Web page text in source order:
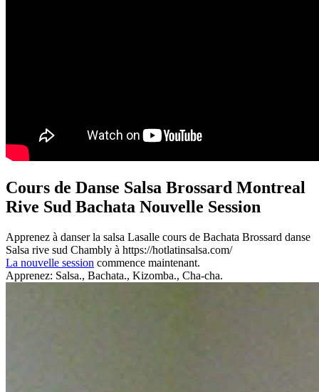
Cours de Danse Salsa Brossard Montreal
Rive Sud Bachata Nouvelle Session
Apprenez à danser la salsa Lasalle cours de Bachata Brossard danse
Salsa rive sud Chambly à https://hotlatinsalsa.com/
La nouvelle session commence maintenant.
Apprenez: Salsa., Bachata., Kizomba., Cha-cha.